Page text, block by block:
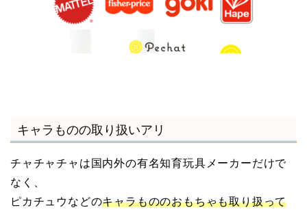
キャラものの取り扱いアリ
チャチャチャは国内外の有名知育玩具メーカーだけで
なく、
ピカチュウなどのキャラもののおもちゃも取り扱って